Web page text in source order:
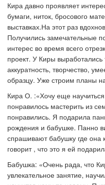
Кира давно проявляет
бумаги, ниток, бросового
выставках.На этот раз
Получились замечательные
интерес во время всего
проект. У Киры выработались
аккуратность, творчество,
образцу. Уже строим планы
Кира О. :«Хочу еще
понравилось мастерить из
понравились. Я подарила
рождения и бабушке. Панно
спрашивают бабушку где она
говорит , что это я ей
Бабушка: «Очень рада, что
увлекательное занятие,